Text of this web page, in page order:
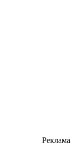
Реклама